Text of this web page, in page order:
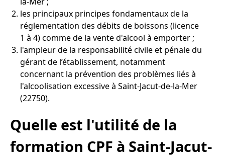
les principaux principes fondamentaux de la
réglementation des débits de boissons (licence
1 à 4) comme de la vente d'alcool à emporter ;
l'ampleur de la responsabilité civile et pénale du
gérant de l’établissement, notamment
concernant la prévention des problèmes liés à
l'alcoolisation excessive à Saint-Jacut-de-la-Mer
(22750).
Quelle est l'utilité de la
formation CPF à Saint-Jacut-